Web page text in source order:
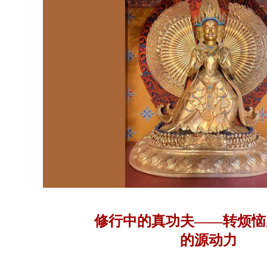
修行中的真功夫——转烦恼
的源动力